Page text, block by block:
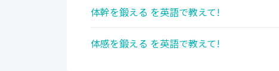
体幹を鍛える を英語で教えて!
体感を鍛える を英語で教えて!